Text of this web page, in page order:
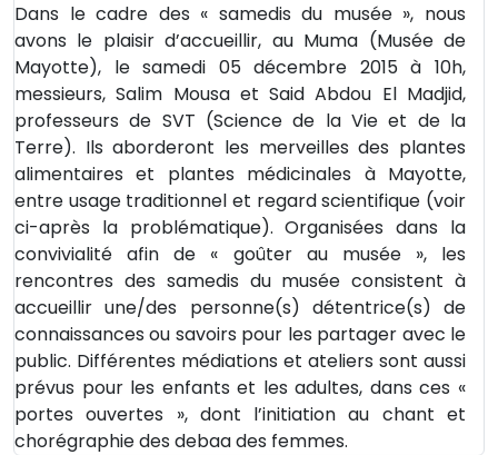
Dans le cadre des « samedis du musée », nous
avons le plaisir d’accueillir, au Muma (Musée de
Mayotte), le samedi 05 décembre 2015 à 10h,
messieurs, Salim Mousa et Said Abdou El Madjid,
professeurs de SVT (Science de la Vie et de la
Terre). Ils aborderont les merveilles des plantes
alimentaires et plantes médicinales à Mayotte,
entre usage traditionnel et regard scientifique (voir
ci-après la problématique). Organisées dans la
convivialité afin de « goûter au musée », les
rencontres des samedis du musée consistent à
accueillir une/des personne(s) détentrice(s) de
connaissances ou savoirs pour les partager avec le
public. Différentes médiations et ateliers sont aussi
prévus pour les enfants et les adultes, dans ces «
portes ouvertes », dont l’initiation au chant et
chorégraphie des debaa des femmes.